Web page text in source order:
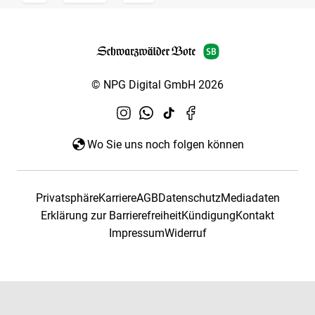
© NPG Digital GmbH 2026
Wo Sie uns noch folgen können
PrivatsphäreKarriereAGBDatenschutzMediadaten
Erklärung zur BarrierefreiheitKündigungKontakt
ImpressumWiderruf